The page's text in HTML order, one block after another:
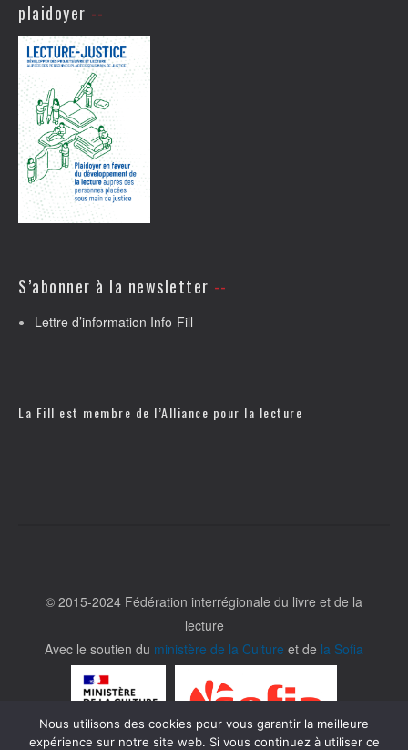
plaidoyer
S’abonner à la newsletter
Lettre d’information Info-Fill
La Fill est membre de l’Alliance pour la lecture
© 2015-2024 Fédération interrégionale du livre et de la
lecture
Avec le soutien du ministère de la Culture et de la Sofia
Nous utilisons des cookies pour vous garantir la meilleure
expérience sur notre site web. Si vous continuez à utiliser ce